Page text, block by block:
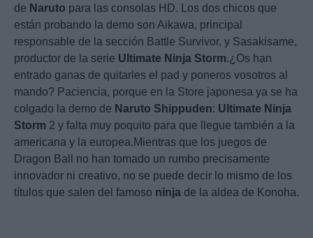
de Naruto para las consolas HD. Los dos chicos que
están probando la demo son Aikawa, principal
responsable de la sección Battle Survivor, y Sasakisame,
productor de la serie Ultimate Ninja Storm.¿Os han
entrado ganas de quitarles el pad y poneros vosotros al
mando? Paciencia, porque en la Store japonesa ya se ha
colgado la demo de Naruto Shippuden: Ultimate Ninja
Storm 2 y falta muy poquito para que llegue también a la
americana y la europea.Mientras que los juegos de
Dragon Ball no han tomado un rumbo precisamente
innovador ni creativo, no se puede decir lo mismo de los
títulos que salen del famoso ninja de la aldea de Konoha.